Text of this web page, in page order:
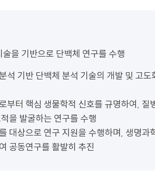
을 기반으로 단백체 연구를 수행
석 기반 단백체 분석 기술의 개발 및 고
부터 핵심 생물학적 신호를 규명하여, 질
을 발굴하는 연구를 수행
대상으로 연구 지원을 수행하며, 생명과
공동연구를 활발히 추진